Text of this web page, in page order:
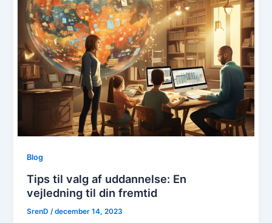
Blog
Tips til valg af uddannelse: En
vejledning til din fremtid
SrenD/december 14, 2023